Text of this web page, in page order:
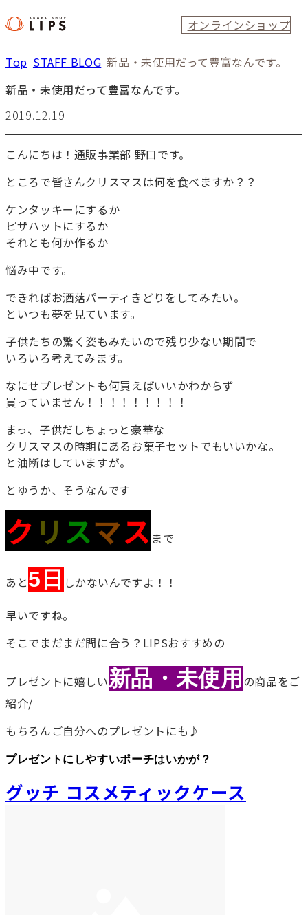
オンラインショップ
Top STAFF BLOG 新品・未使用だって豊富なんです。
新品・未使用だって豊富なんです。
2019.12.19
こんにちは！通販事業部 野口です。
ところで皆さんクリスマスは何を食べますか？？
ケンタッキーにするか
ピザハットにするか
それとも何か作るか
悩み中です。
できればお洒落パーティきどりをしてみたい。
といつも夢を見ています。
子供たちの驚く姿もみたいので残り少ない期間で
いろいろ考えてみます。
なにせプレゼントも何買えばいいかわからず
買っていません！！！！！！！！！
まっ、子供だしちょっと豪華な
クリスマスの時期にあるお菓子セットでもいいかな。
と油断はしていますが。
とゆうか、そうなんです
ク リ スマス まで
あと5日 しかないんですよ！！
早いですね。
そこでまだまだ間に合う？LIPSおすすめの
プレゼントに嬉しい新品・未使用 の商品をご
紹介/
もちろんご自分へのプレゼントにも♪
プレゼントにしやすいポーチはいかが？
グッチ コスメティックケース